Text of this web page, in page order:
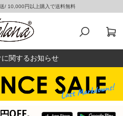
/ 10,000円以上購入で送料無料
関するお知らせ